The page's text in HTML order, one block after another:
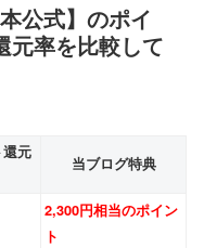
公式】のポイ
元率を比較して
元
当ブログ特典
2,300円相当のポイン
ト